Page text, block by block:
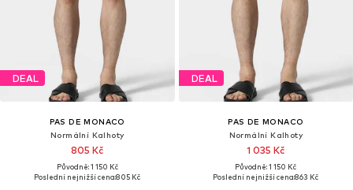
DEAL
PAS DE MONACO
Normální Kalhoty
805 Kč
Původně: 1 150 Kč
Poslední nejnižší cena:805 Kč
DEAL
PAS DE MONACO
Normální Kalhoty
1 035 Kč
Původně: 1 150 Kč
Poslední nejnižší cena:863 Kč